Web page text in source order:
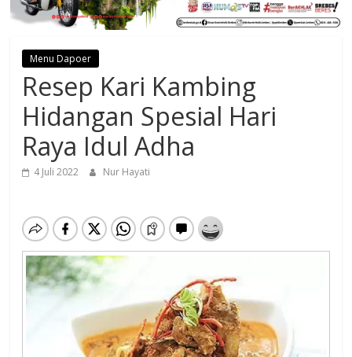
Menu Dapoer
Resep Kari Kambing
Hidangan Spesial Hari
Raya Idul Adha
4 Juli 2022 Nur Hayati